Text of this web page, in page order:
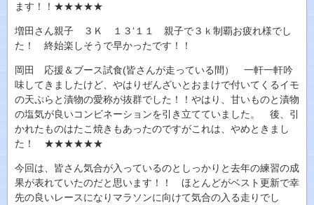
ます！！★★★★★
増田さん親子 ３Ｋ １３‘１１ 親子で３ｋ制覇お疲れ様でし
た！ 終始楽しそうで早かったです！！
岡田 応援＆ブース試食(皆さんが走っている間） 一軒一軒吟
味してきましたけど、やはりぜんざいとおまけで付いてくるイモ
の天ぷらと漬物の愛称が抜群でした！！やはり、甘いものと漬物
の塩気が良いコンビネーションを引き立てていました。 後、引
かれたものはたこ焼きもあったのですがこれは、やめときまし
た！ ★★★★★★
今回は、皆さん気合が入っているのとしっかりと去年の練習の成
果が表れていたのだと思います！！ ほとんどがベスト更新で幸
先の良いレースになりマラソンに向けて気合の入る走りでし